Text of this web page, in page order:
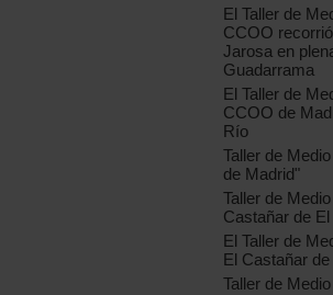
El Taller de
CCOO
Jarosa en
Guadarrama
El Taller de
CCOO de
Río
Taller de
de Madrid"
Taller de
Castañar de
El Taller de
El Castañar
Taller de